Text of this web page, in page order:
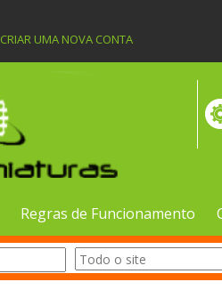
CRIAR UMA NOVA CONTA
Regras de Funcionamento